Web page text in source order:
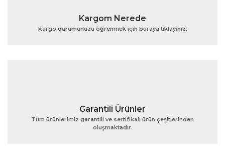
Ürün açıklamasında eksik bilgiler bulunuyor.
Gönder
Kargom Nerede
Kargo durumunuzu öğrenmek için buraya tıklayınız.
Garantili Ürünler
Tüm ürünlerimiz garantili ve sertifikalı ürün çeşitlerinden
oluşmaktadır.